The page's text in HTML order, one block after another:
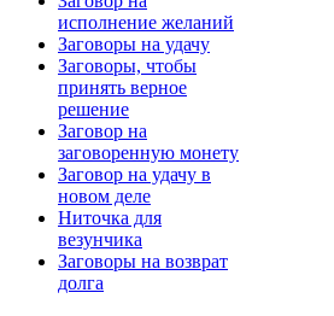
исполнение желаний
Заговоры на удачу
Заговоры, чтобы
принять верное
решение
Заговор на
заговоренную монету
Заговор на удачу в
новом деле
Ниточка для
везунчика
Заговоры на возврат
долга